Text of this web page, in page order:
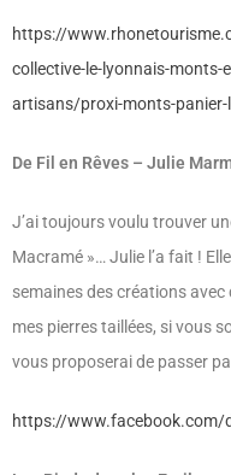
https://
collective-le-lyonnais-
artisans/proxi-monts-
De Fil en Rêves – Julie
J’ai toujours voulu trouver
Macramé »… Julie l’a fait !
semaines des créations
mes pierres taillées, si vous
vous proposerai de passer
https://www.facebook.com/